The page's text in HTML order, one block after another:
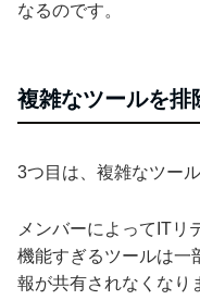
なるのです。
複雑なツールを排
3つ目は、複雑なツー
メンバーによってITリ
機能すぎるツールは一
報が共有されなくなり